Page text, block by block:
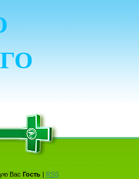
Вас Гость|RSS